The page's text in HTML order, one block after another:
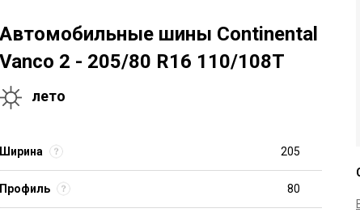
Автомобильные шины Continental
Vanco 2 - 205/80 R16 110/108T
лето
Ширина 205
Профиль 80